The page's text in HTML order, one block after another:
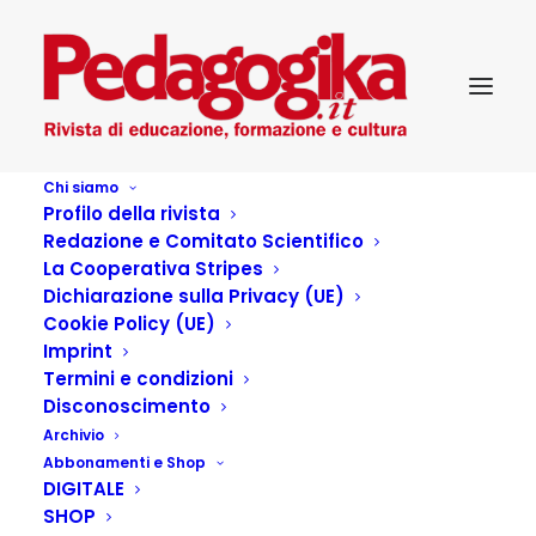
Chi siamo
Profilo della rivista
Redazione e Comitato Scientifico
La Cooperativa Stripes
Dichiarazione sulla Privacy (UE)
Cookie Policy (UE)
Imprint
Termini e condizioni
Disconoscimento
Archivio
Abbonamenti e Shop
DIGITALE
SHOP
Intorno al gioco…
PEDAGOGIKA.IT
Divertirsi, divergere, uscire dalla routine di tutti i giorni